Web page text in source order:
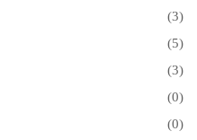
(3)
(5)
(3)
(0)
(0)